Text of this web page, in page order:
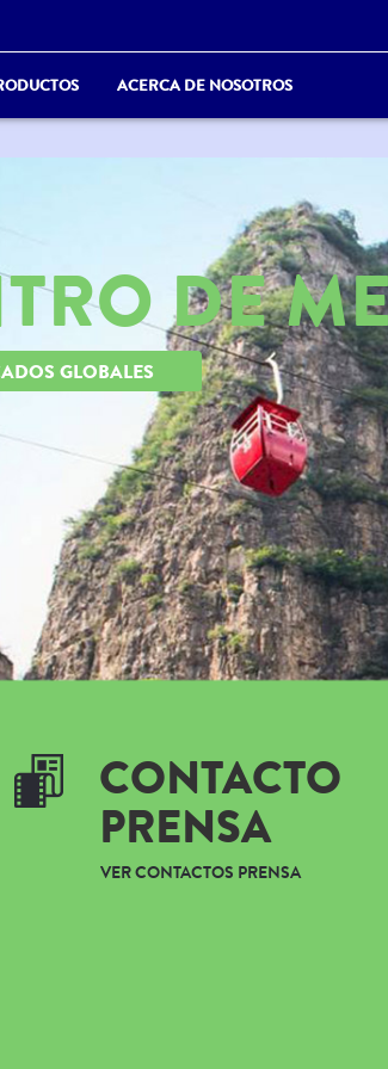
ACERCA DE NOSOTROS
DE
GLOBALES
CONTACTO
PRENSA
VER CONTACTOS PRENSA